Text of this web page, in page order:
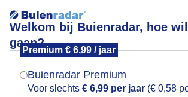
Welkom bij Buienradar, hoe
gaan?
Premium € 6,99 / jaar
Buienradar Premium
Voor slechts € 6,99 per jaar (€ 0,58
Zonnig weer met veel wind
Mogen we je locatie